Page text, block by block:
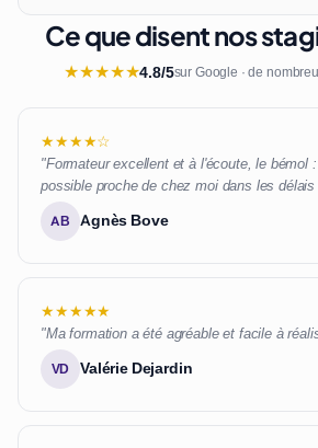
Ce que disent nos
★★★★★4.8/5sur Google · de
★★★★☆
"Formateur excellent et à l'écoute, le bémol
possible proche de chez moi dans les
AB Agnès Bove
★★★★★
"Ma formation a été agréable et facile à
VD Valérie Dejardin